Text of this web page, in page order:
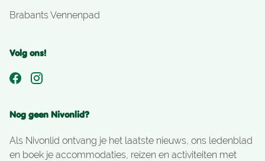
Brabants Vennenpad
Volg ons!
Nog geen Nivonlid?
Als Nivonlid ontvang je het laatste nieuws, ons ledenblad
en boek je accommodaties, reizen en activiteiten met